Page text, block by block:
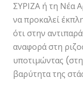
ΣΥΡΙΖΑ ή τη Νέα
να προκαλεί
ότι στην
αναφορά στη
υποτιμώντας
βαρύτητα της